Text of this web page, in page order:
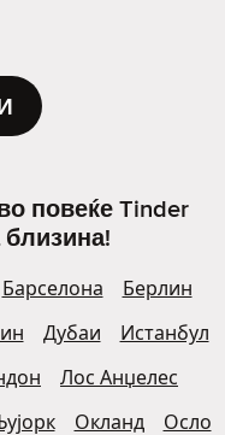
повеќе Tinder
близина!
Барселона
Берлин
Дубаи
Истанбул
Лос Анџелес
Окланд
Осло